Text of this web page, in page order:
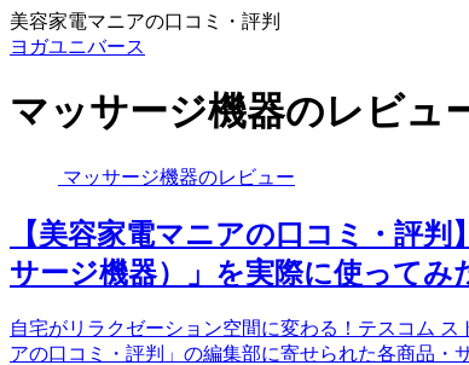
美容家電マニアの口コミ・評判
ヨガユニバース
マッサージ機器のレビュ
マッサージ機器のレビュー
【美容家電マニアの口コミ・評
サージ機器）」を実際に使ってみ
自宅がリラクゼーション空間に変わる！テスコム
アの口コミ・評判」の編集部に寄せられた各商品・